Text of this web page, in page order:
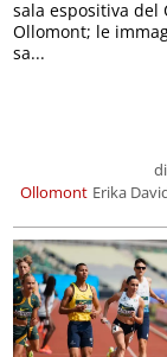
Ollomont
di
Erika
sala espositiva del
Ollomont; le
sa...